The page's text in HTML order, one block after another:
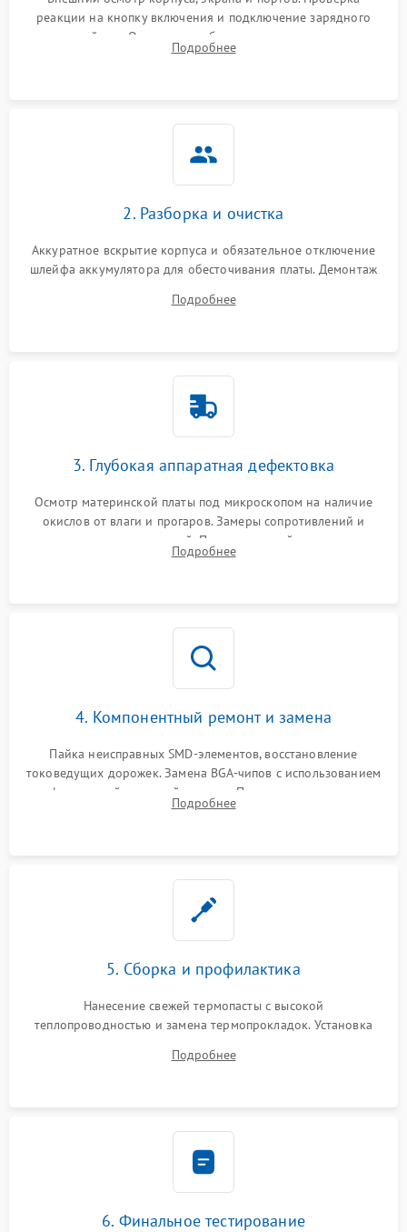
Выход из строя SSD или
HDD: медленная загрузка,
2000 ₽
Проблемы Wi‑Fi или
2500 ₽
реакции на кнопку включения и подключение зарядного
устройства. Оценка потребления тока с помощью
лабораторного блока питания для локализации проблемы.
Подробнее
2. Разборка и очистка
Аккуратное вскрытие корпуса и обязательное отключение
шлейфа аккумулятора для обесточивания платы. Демонтаж
высохшей термопасты с кристаллов чипов.
Подробнее
3. Глубокая аппаратная дефектовка
Осмотр материнской платы под микроскопом на наличие
окислов от влаги и прогаров. Замеры сопротивлений и
дежурных напряжений. Проверка цепей питания,
мультиконтроллера, процессора и видеочипа.
Подробнее
4. Компонентный ремонт и замена
Пайка неисправных SMD-элементов, восстановление
токоведущих дорожек. Замена BGA-чипов с использованием
инфракрасной паяльной станции. Прошивка микросхемы
BIOS или замена поврежденных портов USB
Подробнее
5. Сборка и профилактика
Нанесение свежей термопасты с высокой
теплопроводностью и замена термопрокладок. Установка
шлейфов, модулей памяти и накопителей. Предварительная
Подробнее
6. Финальное тестирование